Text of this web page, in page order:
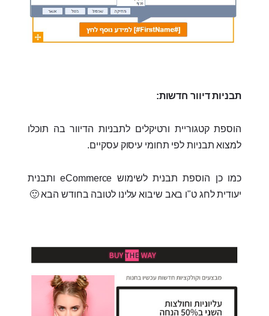
תבניות דיוור חדשות:
הוספת קטגוריית ורטיקלים לתבניות הדיוור בה תוכלו
למצוא תבניות לפי תחומי עיסוק עסקיים.
כמו כן הוספת תבנית לשימוש eCommerce ותבנית
יעודית לחג ט"ו באב שיבוא עלינו לטובה בחודש הבא 🙂